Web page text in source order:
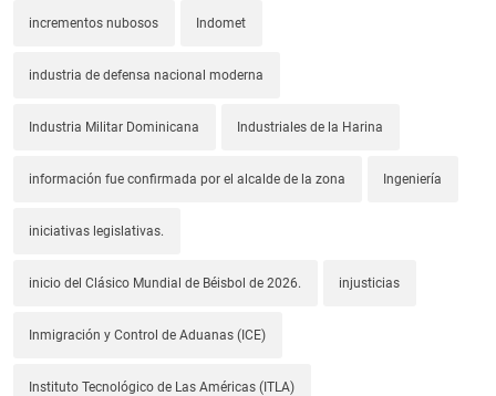
incrementos nubosos Indomet
industria de defensa nacional moderna
Industria Militar Dominicana Industriales de la Harina
información fue confirmada por el alcalde de la zona Ingeniería
iniciativas legislativas.
inicio del Clásico Mundial de Béisbol de 2026. injusticias
Inmigración y Control de Aduanas (ICE)
Instituto Tecnológico de Las Américas (ITLA)